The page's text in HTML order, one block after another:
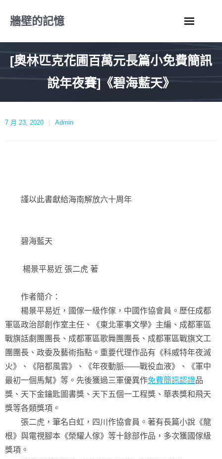
牆壁的記憶
[奧林匹克花圃百萬元長篇小免費簡訊
說年夜賽]《碧海藍天》
7 月 23, 2020 Admin
謹以此書獻給海南解放六十周年
碧海藍天
楊景平易近 張二虎 著
作者簡介：
楊景平易近，國傢一級作傢，中國作協會員。歷任成都
軍區政治部創作室主任、《東北軍事文學》主編、成都軍區
戰旗話劇團團長、成都軍區歌舞團團長、成都軍區戰旗文工
團團長、政委及藝術指點。重要代理作品有《科威特年夜滅
火》、《陪都風雲》、《年夜動脈——戰役血液》、《軍中
最初一個馬幫》等。先後獲過三軍優異作免費簡訊認證品
獎、天下金鑰匙圖書獎、天下五個一工程獎、華表獎和飛天
獎等各類獎項。
張二虎，筆名白虹，四川作協會員。著有長篇小說《龍
根》與電視腳本《榮耀人傢》等十餘部作品，多次獲國傢級
獎項。